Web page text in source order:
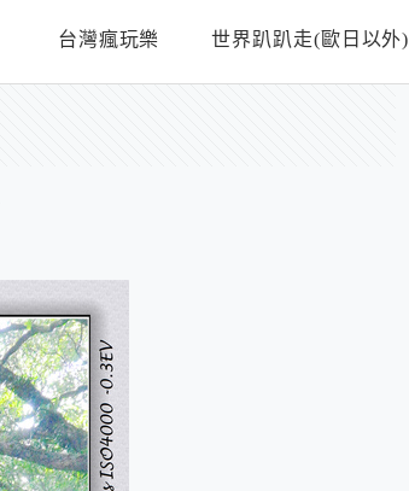
台灣瘋玩樂 世界趴趴走(歐日以外)